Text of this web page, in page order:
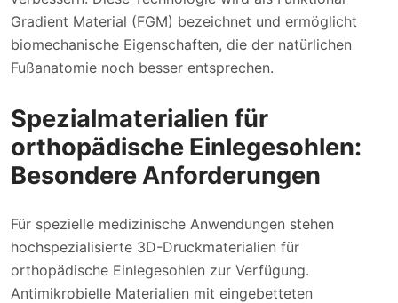
Gradient Material (FGM) bezeichnet und ermöglicht
biomechanische Eigenschaften, die der natürlichen
Fußanatomie noch besser entsprechen.
Spezialmaterialien für
orthopädische Einlegesohlen:
Besondere Anforderungen
Für spezielle medizinische Anwendungen stehen
hochspezialisierte 3D-Druckmaterialien für
orthopädische Einlegesohlen zur Verfügung.
Antimikrobielle Materialien mit eingebetteten